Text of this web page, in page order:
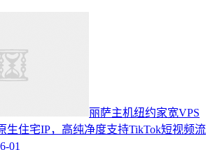
丽萨主机纽约家宽VPS
生住宅IP，高纯净度支持TikTok短视频流
01